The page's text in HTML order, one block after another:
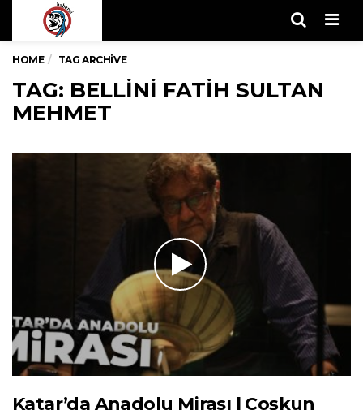
HOME TAG ARCHIVE
TAG: BELLINI FATIH SULTAN
MEHMET
Katar’da Anadolu Mirası | Coşkun